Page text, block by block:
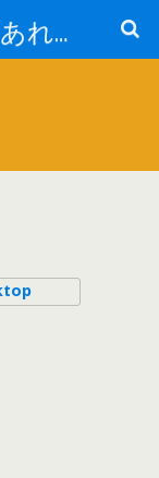
（A面）山さんの関西あれこれ見て歩き （B面）山さんの戦国あれこれ読み歩き